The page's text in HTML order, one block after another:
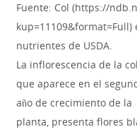
Fuente: Col (https://
nutrientes de USDA.
La inflorescencia de la
que aparece en el
año de crecimiento de la
planta, presenta flores